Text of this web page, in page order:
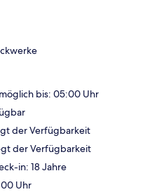
bis: 05:00 Uhr
der Verfügbarkeit
der Verfügbarkeit
in: 18 Jahre
Uhr